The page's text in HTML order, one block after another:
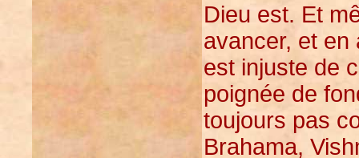
Dieu est. Et
avancer, et en
est injuste de
poignée de
toujours pas
Brahama,